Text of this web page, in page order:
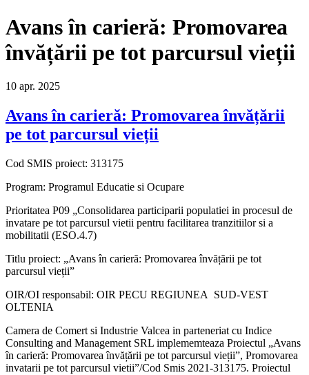
Avans în carieră: Promovarea
învățării pe tot parcursul vieții
10 apr. 2025
Avans în carieră: Promovarea învățării
pe tot parcursul vieții
Cod SMIS proiect: 313175
Program: Programul Educatie si Ocupare
Prioritatea P09 „Consolidarea participarii populatiei in procesul de
invatare pe tot parcursul vietii pentru facilitarea tranzitiilor si a
mobilitatii (ESO.4.7)
Titlu proiect: „Avans în carieră: Promovarea învățării pe tot
parcursul vieții”
OIR/OI responsabil: OIR PECU REGIUNEA SUD-VEST
OLTENIA
Camera de Comert si Industrie Valcea in parteneriat cu Indice
Consulting and Management SRL implememteaza Proiectul „Avans
în carieră: Promovarea învățării pe tot parcursul vieții”, Promovarea
invatarii pe tot parcursul vietii”/Cod Smis 2021-313175. Proiectul